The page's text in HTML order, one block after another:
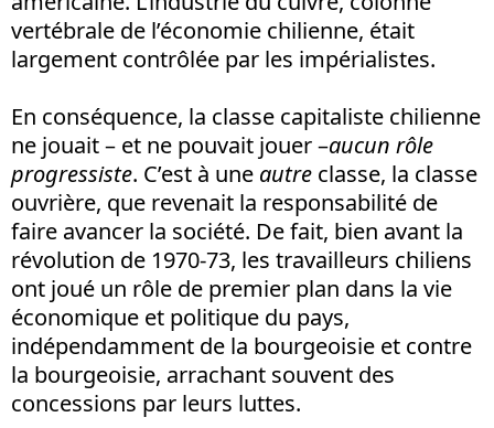
vertébrale de l’économie chilienne, était
largement contrôlée par les impérialistes.
En conséquence, la classe capitaliste chilienne
ne jouait – et ne pouvait jouer –aucun rôle
progressiste. C’est à une autre classe, la classe
ouvrière, que revenait la responsabilité de
faire avancer la société. De fait, bien avant la
révolution de 1970-73, les travailleurs chiliens
ont joué un rôle de premier plan dans la vie
économique et politique du pays,
indépendamment de la bourgeoisie et contre
la bourgeoisie, arrachant souvent des
concessions par leurs luttes.